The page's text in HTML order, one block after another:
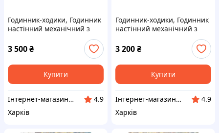
Годинник-ходики, Годинник
настінний механічний з
зозулею і боєм "Маяк" СРСР
3 500₴
Купити
Інтернет-магазин ексклюзивних виробів ручної роботи "Шосте Чуття"
4.9
Харків
Годинник-ходики, Годинник
настінний механічний з
зозулею і боєм "Маяк" СРСР
3 200₴
Купити
Інтернет-магазин ексклюзивних виробів ручної роботи "Шосте Чуття"
4.9
Харків